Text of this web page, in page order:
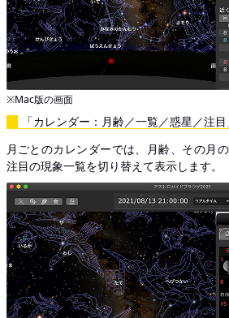
※Mac版の画面
「カレンダー：月齢／一覧／惑星／注目
月ごとのカレンダーでは、月齢、その月
注目の現象一覧を切り替えて表示します。